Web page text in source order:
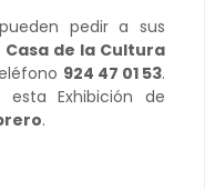
pedir a sus
Casa de la Cultura
924 47 01 53.
Exhibición de
.